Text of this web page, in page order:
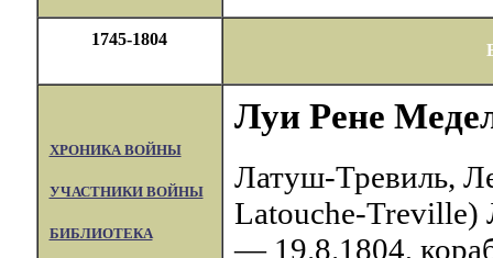
1745-1804
ХРОНИКА ВОЙНЫ
УЧАСТНИКИ ВОЙНЫ
БИБЛИОТЕКА
Луи Рене
Латуш-Тревиль,
Latouche-Treville)
— 19.8.1804,